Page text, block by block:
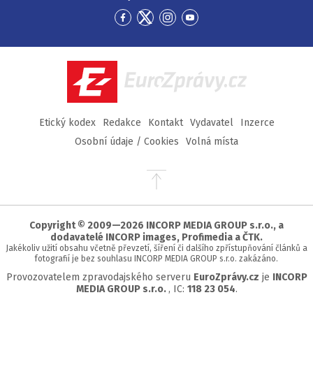
Přejít
Facebook
Přejít
Twitter
Přejít
Instagram
Přejít
YouTube
EuroZprávy.cz
Etický kodex Redakce Kontakt Vydavatel
Inzerce
Osobní údaje / Cookies
Volná místa
Přejít
stránky
Copyright © 2009—2026 INCORP MEDIA GROUP s.r.o., a
dodavatelé INCORP images, Profimedia a ČTK.
Jakékoliv užití obsahu včetně převzetí, šíření či dalšího zpřístupňování článků a
fotografií je bez souhlasu INCORP MEDIA GROUP s.r.o. zakázáno.
Provozovatelem zpravodajského serveru EuroZprávy.cz je INCORP
MEDIA GROUP s.r.o. , IC: 118 23 054.